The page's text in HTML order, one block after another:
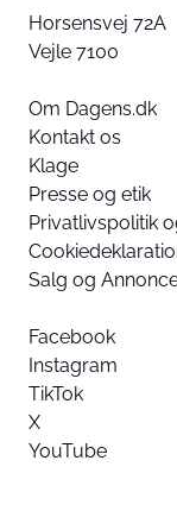
Horsensvej 72A
Vejle 7100
Om Dagens.dk
Kontakt os
Klage
Presse og etik
Privatlivspolitik
Salg og
Facebook
Instagram
TikTok
X
YouTube